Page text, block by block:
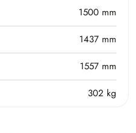
1500 mm
1437 mm
1557 mm
302 kg